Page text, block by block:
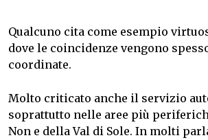
Qualcuno cita come esempio
dove le coincidenze vengono
coordinate.
Molto criticato anche il servizio
soprattutto nelle aree più
Non e della Val di Sole. In molti